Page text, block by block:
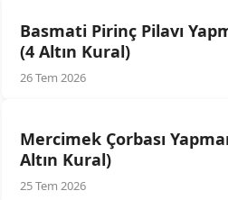
Basmati Pirinç Pilavı
(4 Altın Kural)
26 Tem 2026
Mercimek Çorbası
Altın Kural)
25 Tem 2026